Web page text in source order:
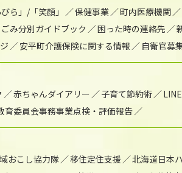
ら」/「笑顔」 保健事業 町内医療機関
ごみ分別ガイドブック 困った時の連絡先
安平町介護保険に関する情報 自衛官募
赤ちゃんダイアリー 子育て節約術
育委員会事務事業点検・評価報告
おこし協力隊 移住定住支援 北海道日本